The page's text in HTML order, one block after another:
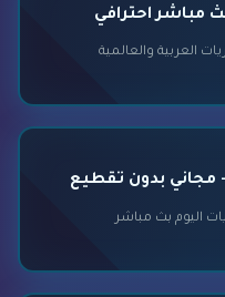
العربية والعالمية
اليوم بث مباشر